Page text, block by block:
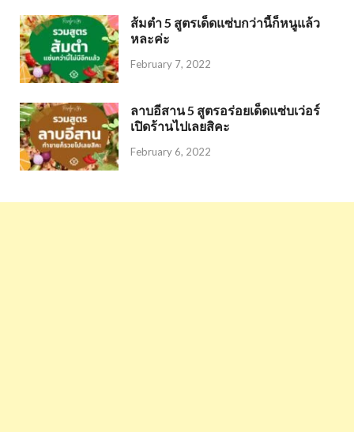
ส้มตำ 5 สูตรเด็ดแซ่บกว่านี้ก็หนูแล้ว
หละค่ะ
February 7, 2022
ลาบอีสาน 5 สูตรอร่อยเด็ดแซ่บเว่อร์
เปิดร้านไปเลยสิคะ
February 6, 2022